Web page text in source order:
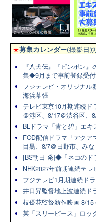
★募集カレンダー(撮影日
『八犬伝』『ピンポン
集◆9月まで事前登録受
フジテレビ・オリジナ
海浜幕張
テレビ東京10月期連続ド
＠港区、8/17＠渋谷区、
BLドラマ「青と碧」エ
FOD配信ドラマ「アク
目黒、8/7＠日野市、み
[BS朝日 発]◆「ネコのド
NHK2027年前期連続テ
フジテレビ1月期連続ド
井口昇監督地上波連続ド
枝優花監督新作映画 8/
某「スリーピース」ロッ